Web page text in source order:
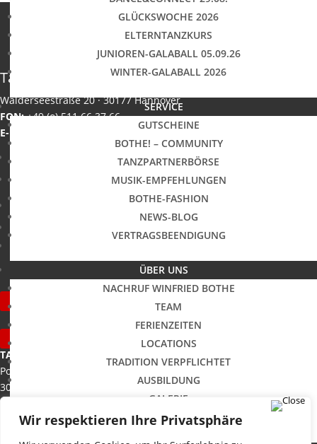
Wir respektieren Ihre Privatsphäre
GLÜCKSWOCHE 2026
ELTERNTANZKURS
JUNIOREN-GALABALL 05.09.26
WINTER-GALABALL 2026
SERVICE
GUTSCHEINE
BOTHE! – COMMUNITY
TANZPARTNERBÖRSE
MUSIK-EMPFEHLUNGEN
BOTHE-FASHION
NEWS-BLOG
VERTRAGSBEENDIGUNG
ÜBER UNS
NACHRUF WINFRIED BOTHE
TEAM
FERIENZEITEN
LOCATIONS
TRADITION VERPFLICHTET
AUSBILDUNG
GALERIE
PARTNER
Tanzschulen Familie Bothe
Walderseestraße 20 · 30177 Hannover
FON:+49 (o) 511 66 37 66
E-Mail:
tanzen@tanzschulen-bothe.de
Folgen
TANZHAUS HANNOVER
Podbielskistraße 299B
30655 Hannover
TANZVILLA WALDERSEE